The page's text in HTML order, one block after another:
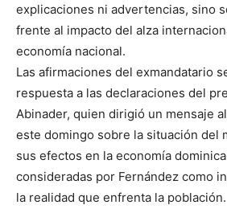
explicaciones ni advertencias, sino
frente al impacto del alza
economía nacional.
Las afirmaciones del exmandatario
respuesta a las declaraciones del
Abinader, quien dirigió un mensaje
este domingo sobre la situación del
sus efectos en la economía
consideradas por Fernández como
la realidad que enfrenta la población.